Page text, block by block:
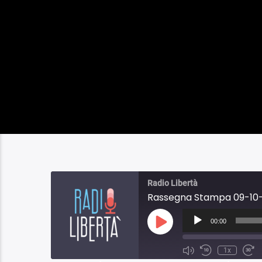
Radio Libertà
Rassegna Stampa 09-
Play
Episode
Audio
Player
00:00
1x